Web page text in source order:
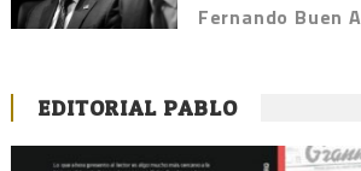
Fernando Buen
EDITORIAL PABLO